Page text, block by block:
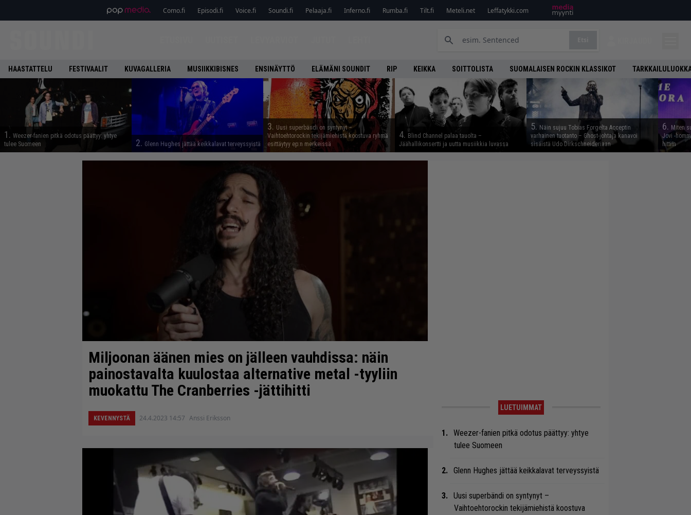
Como.fi Episodi.fi Voice.fi Soundi.fi Pelaaja.fi Inferno.fi Rumba.fi Tilt.fi Meteli.net Leffatykki.com
HAASTATTELU FESTIVAALIT KUVAGALLERIA MUSIIKKIBISNES ENSINÄYTTÖ ELÄMÄNI SOUNDIT RIP KEIKKA SOITTOLISTA SUOMALAISEN ROCKIN KLASSIKOT
1. Weezer-fanien pitkä odotus päättyy: yhtye
tulee Suomeen
2. Glenn Hughes jättää keikkalavat terveyssyistä
3. Uusi superbändi on syntynyt –
Vaihtoehtorockin tekijämiehistä koostuva ryhmä
esittäytyy ep:n merkeissä
4. Blind Channel palaa tauolta –
Jäähallikonsertti ja uutta musiikkia luvassa
5. Näin sujuu Tobias Forgelta Acceptin
varhainen tuotanto – Ghost-johtaja kanavoi
sisäistä Udo Dirkschneideriaan
6. Miten
Jovi -
hittiin
Miljoonan äänen mies on jälleen vauhdissa: näin
painostavalta kuulostaa alternative metal -tyyliin
muokattu The Cranberries -jättihitti
KEVENNYSTÄ 24.4.2023 14:57 Anssi Eriksson
LUETUIMMAT
Weezer-fanien pitkä odotus päättyy: yhtye
tulee Suomeen
Glenn Hughes jättää keikkalavat terveyssyistä
Uusi superbändi on syntynyt –
Vaihtoehtorockin tekijämiehistä koostuva